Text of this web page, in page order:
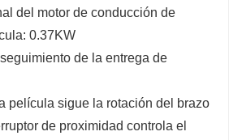
del motor de conducción de
0.37KW
de la entrega de
película sigue la rotación del brazo
de proximidad controla el